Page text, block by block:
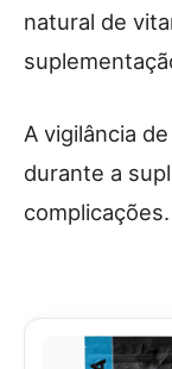
natural de
A vigilância
durante a
complicações.